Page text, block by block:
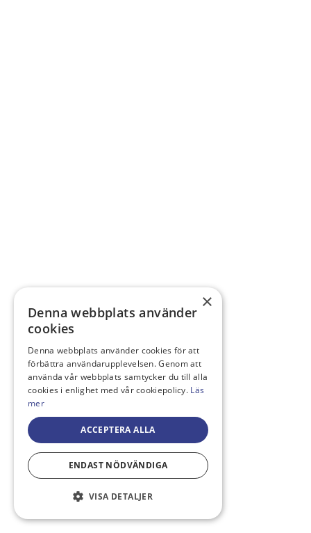
×
Denna webbplats använder
cookies
Denna webbplats använder cookies för att
förbättra användarupplevelsen. Genom att
använda vår webbplats samtycker du till alla
cookies i enlighet med vår cookiepolicy. Läs
mer
ACCEPTERA ALLA
ENDAST NÖDVÄNDIGA
VISA DETALJER